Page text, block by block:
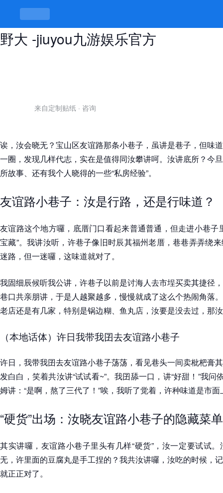
宝山区友谊路小巷子，巷子虽小故事
野大 -jiuyou九游娱乐官方
来自定制贴纸 · 咨询
诶，汝会晓无？宝山区友谊路那条小巷子，虽讲是巷子，但味
一圈，发现几样代志，实在是值得同汝攀讲呵。汝讲底所？今
所故事、还有我个人晓得的一些“私房经验”。
友谊路小巷子：汝是行路，还是行味道？
友谊路这个地方囉，底厝门口看起来普通普通，但走进小巷子
宝藏”。我讲汝听，许巷子像旧时辰其福州老厝，巷巷弄弄绕
迷路，但一迷囉，这味道就对了。
我固细辰候听我公讲，许巷子以前是讨海人去市埕买卖其捷径
巷口共亲朋讲，于是人越聚越多，慢慢就成了这么个热闹角落
老店还是有几家，特别是锅边糊、鱼丸店，汝要是没去过，那
（本地话体）许日我带我囝去友谊路小巷子
许日，我带我囝去友谊路小巷子荡荡，看见巷头一间卖枇杷膏
发白白，笑着共汝讲“试试看~”。我囝舔一口，讲“好甜！”我问
姆讲：“是啊，熬了三代了！”唉，我听了觉着，许种味道是市
“硬货”出场：汝晓友谊路小巷子的隐藏菜
其实讲囉，友谊路小巷子里头有几样“硬货”，汝一定要试试
无，许里面的豆腐丸是手工捏的？我共汝讲囉，汝吃的时候，
就正正对了。